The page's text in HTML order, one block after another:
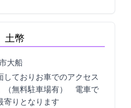
土幣
船1756-1
しておりお車でのアクセス
（無料駐車場有） 電車で
寄りとなります